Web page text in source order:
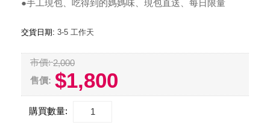
●手工現包、吃得到的媽媽味、現包直送、每日限量
交貨日期: 3-5 工作天
市價: 2,000
售價: $1,800
購買數量: